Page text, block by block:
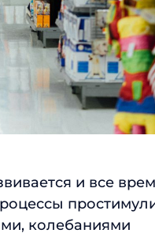
и все
колебаниями